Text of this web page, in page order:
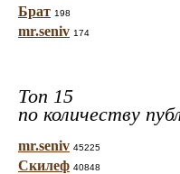
Брат 198
mr.seniv 174
Топ 15
по количеству
mr.seniv 45225
Скилеф 40848